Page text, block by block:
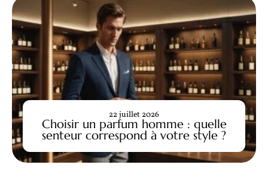
Choisir un parfum homme : quelle
senteur correspond à votre style ?
22 juillet 2026